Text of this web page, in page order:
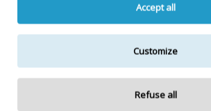
SALICYLATE, HEXYL CINNAMAL, BENZYL
LIMONENE, PANTHENOL, ETHYLHEXYL
TOCOPHERYL ACETATE, BUTYL
METHOXYDIBENZOYLMETHANE,
ALPHA-ISOMETHYL IONONE, CI 60730 /
Accept all
Customize
Refuse all